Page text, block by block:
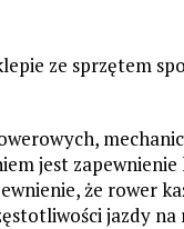
ze sprzętem
jest zapewnienie
że rower
jazdy na